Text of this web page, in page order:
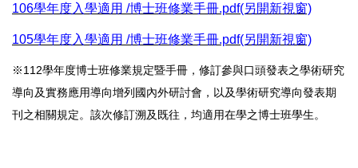
106學年度入學適用 /博士班修業手冊.pdf(另開新視窗)
105學年度入學適用 /博士班修業手冊.pdf(另開新視窗)
※112學年度博士班修業規定暨手冊，修訂參與口頭發表之學術研究
導向及實務應用導向增列國內外研討會，以及學術研究導向發表期
刊之相關規定。該次修訂溯及既往，均適用在學之博士班學生。